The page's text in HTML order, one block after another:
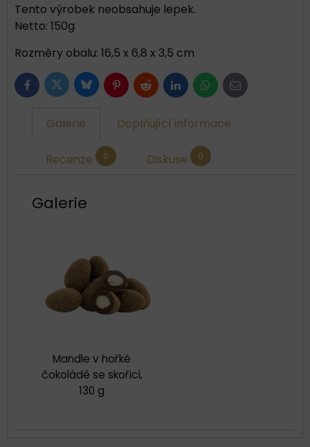
Tento výrobek neobsahuje lepek.
Netto: 150g
Rozměry obalu: 16,5 x 6,8 x 3,5 cm
FacebookTwitterBlueskyPinterestRedditLinkedInWhatsApp
E-
mail
Galerie Doplňující informace
Recenze 0 Diskuse 0
Galerie
Mandle v hořké
čokoládě se skořicí,
130 g